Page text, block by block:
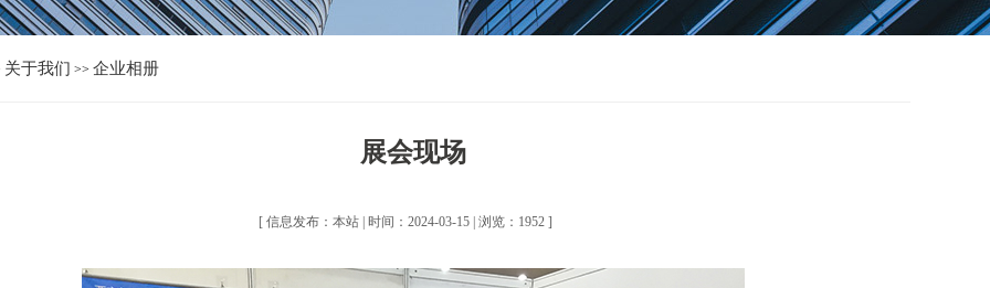
关于我们 >> 企业相册
展会现场
[ 信息发布：本站 | 时间：2024-03-15 | 浏览：1952 ]